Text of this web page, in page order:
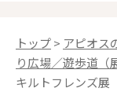
トップ> アピオス
り広場／遊歩道（
キルトフレンズ展